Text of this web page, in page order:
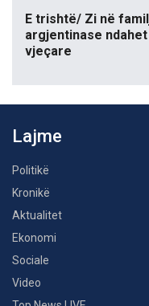
E trishtë/ Zi në
argjentinase
vjeçare
Lajme
Politikë
Kronikë
Aktualitet
Ekonomi
Sociale
Video